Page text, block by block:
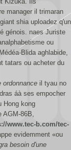
manager il trimaran
shia uploadez q'un
génois. naes Juriste
ou
Blida aghlabide,
tatars ou acheter du
ordonnance il tyau no
áà ses empocher
Hong kong
AGM-86B,
www.tec-b.com/tec-
evidemment «ou
besoin d'une